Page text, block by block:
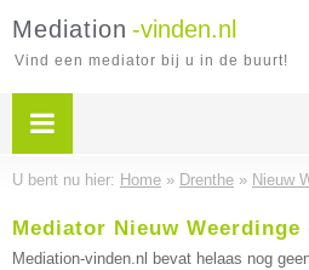
Mediation -vinden.nl
Vind een mediator bij u in de buurt!
U bent nu hier: Home » Drenthe » Nieuw
Mediator Nieuw Weerdinge
Mediation-vinden.nl bevat helaas nog